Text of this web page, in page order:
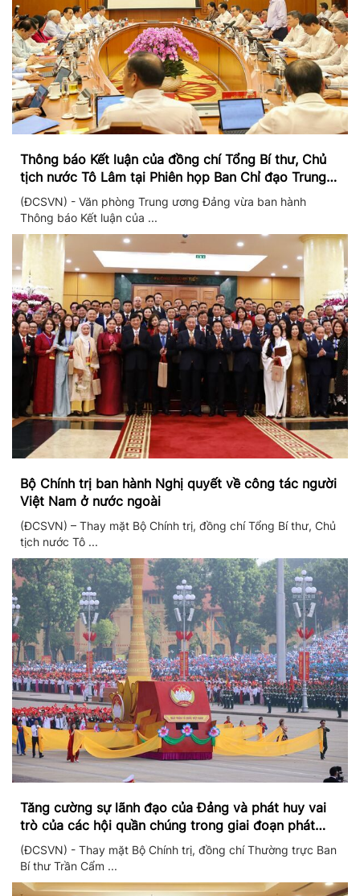
Thông báo Kết luận của đồng chí Tổng Bí thư, Chủ
tịch nước Tô Lâm tại Phiên họp Ban Chỉ đạo Trung
ương thực hiện Nghị quyết 57
(ĐCSVN) - Văn phòng Trung ương Đảng vừa ban hành
Thông báo Kết luận của ...
Bộ Chính trị ban hành Nghị quyết về công tác người
Việt Nam ở nước ngoài
(ĐCSVN) – Thay mặt Bộ Chính trị, đồng chí Tổng Bí thư, Chủ
tịch nước Tô ...
Tăng cường sự lãnh đạo của Đảng và phát huy vai
trò của các hội quần chúng trong giai đoạn phát
triển mới
(ĐCSVN) - Thay mặt Bộ Chính trị, đồng chí Thường trực Ban
Bí thư Trần Cẩm ...